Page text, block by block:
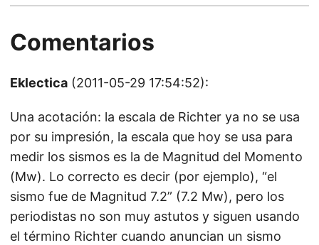
Comentarios
Eklectica (2011-05-29 17:54:52):
Una acotación: la escala de Richter ya no se usa
por su impresión, la escala que hoy se usa para
medir los sismos es la de Magnitud del Momento
(Mw). Lo correcto es decir (por ejemplo), “el
sismo fue de Magnitud 7.2” (7.2 Mw), pero los
periodistas no son muy astutos y siguen usando
el término Richter cuando anuncian un sismo